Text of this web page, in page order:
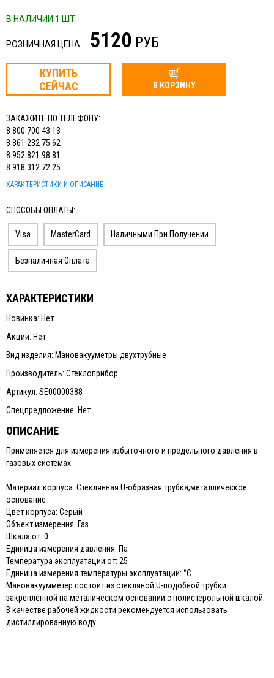
В НАЛИЧИИ 1 ШТ.
РОЗНИЧНАЯ ЦЕНА 5120 РУБ
КУПИТЬ
СЕЙЧАС
В КОРЗИНУ
ЗАКАЖИТЕ ПО ТЕЛЕФОНУ:
8 800 700 43 13
8 861 232 75 62
8 952 821 98 81
8 918 312 72 25
ХАРАКТЕРИСТИКИ И ОПИСАНИЕ
СПОСОБЫ ОПЛАТЫ:
Visa MasterCard Наличными При Получении
Безналичная Оплата
ХАРАКТЕРИСТИКИ
Новинка: Нет
Акции: Нет
Вид изделия: Мановакууметры двухтрубные
Производитель: Стеклоприбор
Артикул: SE00000388
Спецпредложение: Нет
ОПИСАНИЕ
Применяется для измерения избыточного и предельного давления в
газовых системах.
Материал корпуса: Стеклянная U-образная трубка,металлическое
основание
Цвет корпуса: Серый
Объект измерения: Газ
Шкала от: 0
Единица измерения давления: Па
Температура эксплуатации от: 25
Единица измерения температуры эксплуатации: °C
Мановакуумметер состоит из стекляной U-подобной трубки.
закрепленной на металическом основании с полистерольной шкалой.
В качестве рабочей жидкости рекомендуется использовать
дистиллированную воду.